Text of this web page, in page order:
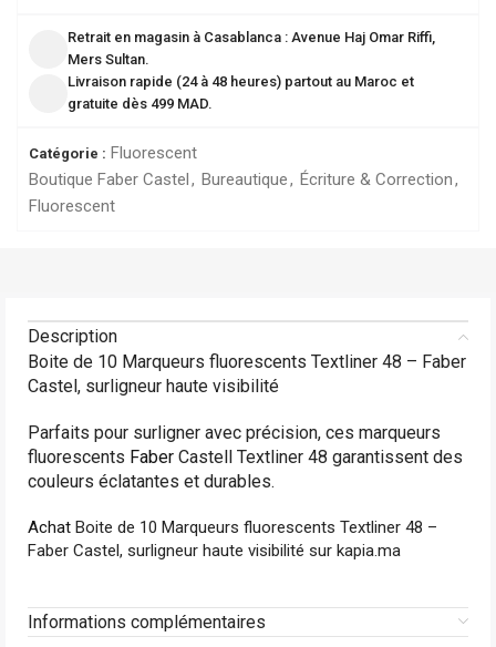
Retrait en magasin à Casablanca : Avenue Haj Omar Riffi,
Mers Sultan.
Livraison rapide (24 à 48 heures) partout au Maroc et
gratuite dès 499 MAD.
Catégorie : Fluorescent
Boutique Faber Castel, Bureautique, Écriture & Correction,
Fluorescent
Description
Boite de 10 Marqueurs fluorescents Textliner 48 – Faber
Castel, surligneur haute visibilité
Parfaits pour surligner avec précision, ces marqueurs
fluorescents Faber Castell Textliner 48 garantissent des
couleurs éclatantes et durables.
Achat Boite de 10 Marqueurs fluorescents Textliner 48 –
Faber Castel, surligneur haute visibilité sur kapia.ma
Informations complémentaires